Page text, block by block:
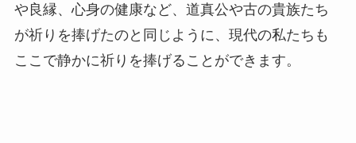
や良縁、心身の健康など、道真公や古の貴族たち
が祈りを捧げたのと同じように、現代の私たちも
ここで静かに祈りを捧げることができます。